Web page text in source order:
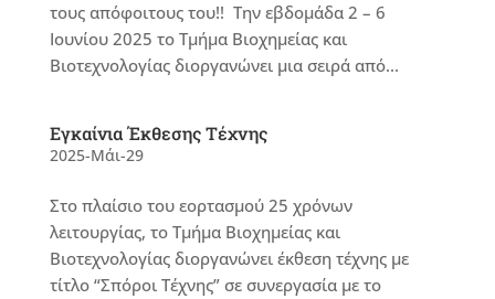
τους απόφοιτους του!! Την εβδομάδα 2 – 6
Ιουνίου 2025 το Τμήμα Βιοχημείας και
Βιοτεχνολογίας διοργανώνει μια σειρά από...
Εγκαίνια Έκθεσης Τέχνης
2025-Μάι-29
Στο πλαίσιο του εορτασμού 25 χρόνων
λειτουργίας, το Τμήμα Βιοχημείας και
Βιοτεχνολογίας διοργανώνει έκθεση τέχνης με
τίτλο “Σπόροι Τέχνης” σε συνεργασία με το